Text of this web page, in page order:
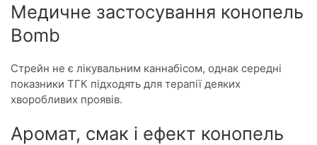
Медичне застосування конопель
Bomb
Стрейн не є лікувальним каннабісом, однак середні
показники ТГК підходять для терапії деяких
хворобливих проявів.
Аромат, смак і ефект конопель